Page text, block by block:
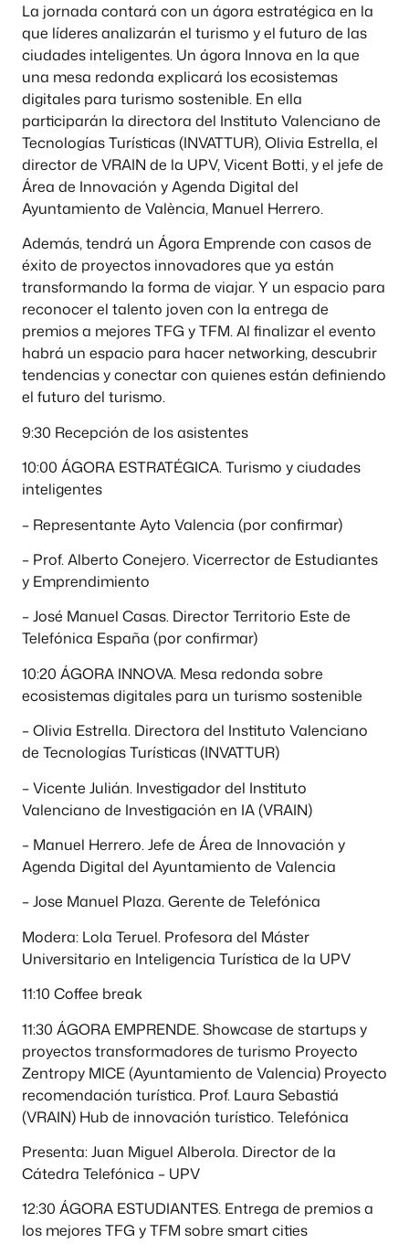
La jornada contará con un ágora estratégica en la
que líderes analizarán el turismo y el futuro de las
ciudades inteligentes. Un ágora Innova en la que
una mesa redonda explicará los ecosistemas
digitales para turismo sostenible. En ella
participarán la directora del Instituto Valenciano de
Tecnologías Turísticas (INVATTUR), Olivia Estrella, el
director de VRAIN de la UPV, Vicent Botti, y el jefe de
Área de Innovación y Agenda Digital del
Ayuntamiento de València, Manuel Herrero.
Además, tendrá un Ágora Emprende con casos de
éxito de proyectos innovadores que ya están
transformando la forma de viajar. Y un espacio para
reconocer el talento joven con la entrega de
premios a mejores TFG y TFM. Al finalizar el evento
habrá un espacio para hacer networking, descubrir
tendencias y conectar con quienes están definiendo
el futuro del turismo.
9:30 Recepción de los asistentes
10:00 ÁGORA ESTRATÉGICA. Turismo y ciudades
inteligentes
– Representante Ayto Valencia (por confirmar)
– Prof. Alberto Conejero. Vicerrector de Estudiantes
y Emprendimiento
– José Manuel Casas. Director Territorio Este de
Telefónica España (por confirmar)
10:20 ÁGORA INNOVA. Mesa redonda sobre
ecosistemas digitales para un turismo sostenible
– Olivia Estrella. Directora del Instituto Valenciano
de Tecnologías Turísticas (INVATTUR)
– Vicente Julián. Investigador del Instituto
Valenciano de Investigación en IA (VRAIN)
– Manuel Herrero. Jefe de Área de Innovación y
Agenda Digital del Ayuntamiento de Valencia
– Jose Manuel Plaza. Gerente de Telefónica
Modera: Lola Teruel. Profesora del Máster
Universitario en Inteligencia Turística de la UPV
11:10 Coffee break
11:30 ÁGORA EMPRENDE. Showcase de startups y
proyectos transformadores de turismo Proyecto
Zentropy MICE (Ayuntamiento de Valencia) Proyecto
recomendación turística. Prof. Laura Sebastiá
(VRAIN) Hub de innovación turístico. Telefónica
Presenta: Juan Miguel Alberola. Director de la
Cátedra Telefónica – UPV
12:30 ÁGORA ESTUDIANTES. Entrega de premios a
los mejores TFG y TFM sobre smart cities